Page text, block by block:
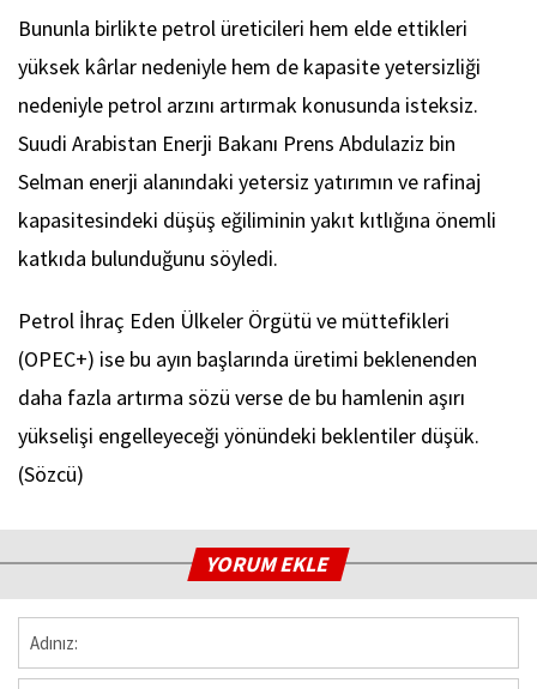
Bununla birlikte petrol üreticileri hem elde ettikleri
yüksek kârlar nedeniyle hem de kapasite yetersizliği
nedeniyle petrol arzını artırmak konusunda isteksiz.
Suudi Arabistan Enerji Bakanı Prens Abdulaziz bin
Selman enerji alanındaki yetersiz yatırımın ve rafinaj
kapasitesindeki düşüş eğiliminin yakıt kıtlığına önemli
katkıda bulunduğunu söyledi.
Petrol İhraç Eden Ülkeler Örgütü ve müttefikleri
(OPEC+) ise bu ayın başlarında üretimi beklenenden
daha fazla artırma sözü verse de bu hamlenin aşırı
yükselişi engelleyeceği yönündeki beklentiler düşük.
(Sözcü)
YORUM EKLE